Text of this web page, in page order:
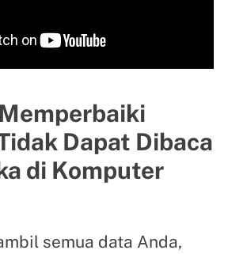
Dapat Dibaca
di Komputer
semua data Anda,